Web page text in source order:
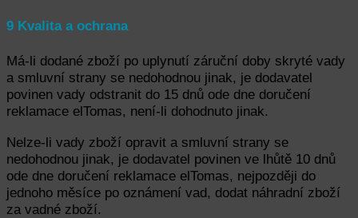
9 Kvalita a ochrana
Má-li dodané zboží po uplynutí záruční doby skryté vady
a smluvní strany se nedohodnou jinak, je dodavatel
povinen vady odstranit do 15 dnů ode dne doručení
reklamace elTomas, není-li dohodnuto jinak.
Nelze-li vady zboží opravit a smluvní strany se
nedohodnou jinak, je dodavatel povinen ve lhůtě 10 dnů
ode dne doručení reklamace elTomas, nejpozději do
jednoho měsíce po oznámení vad, dodat náhradní zboží
za vadné zboží.